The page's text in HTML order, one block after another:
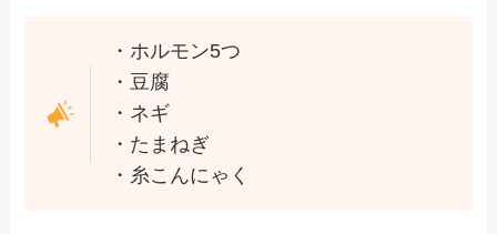
・ホルモン5つ
・豆腐
・ネギ
・たまねぎ
・糸こんにゃく